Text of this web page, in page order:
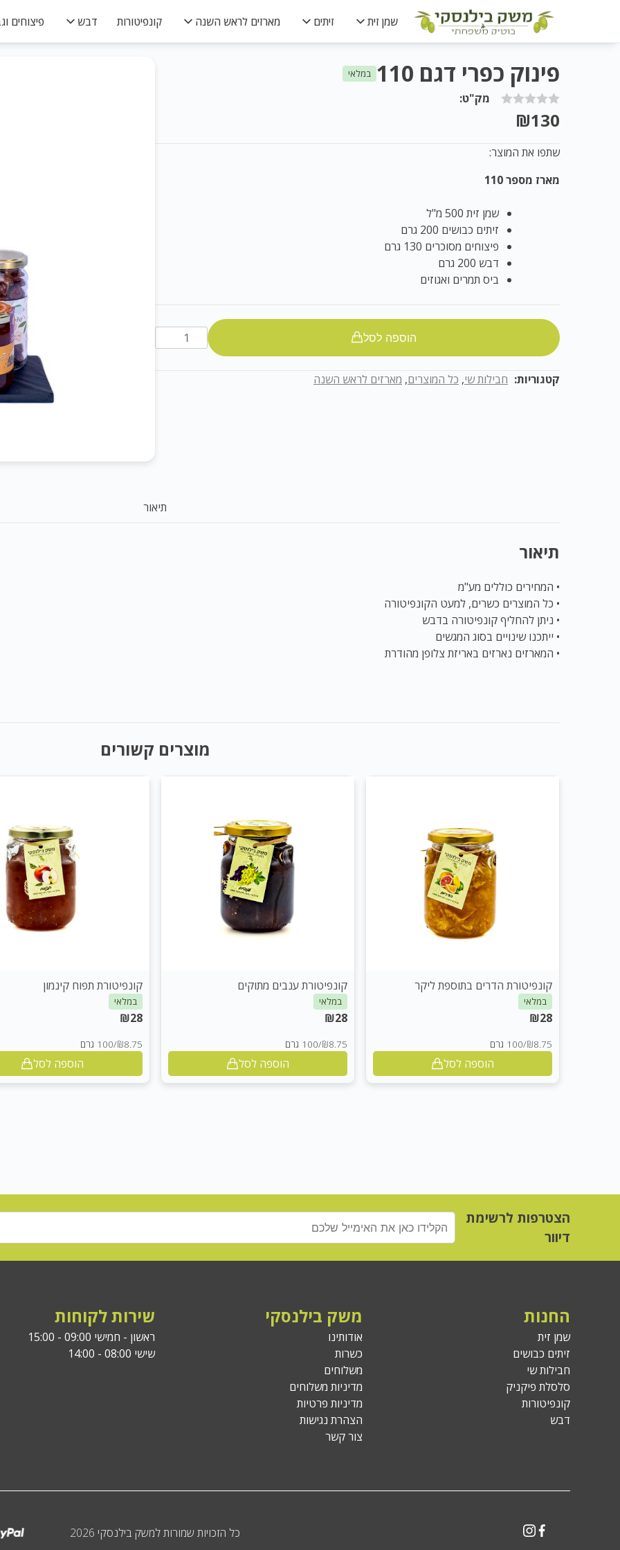
שמן זית זיתים מארזים לראש השנה קונפיטורות דבש פיצוחים
פינוק כפרי דגם 110 במלאי
מק"ט:
₪130
שתפו את המוצר:
מארז מספר 110
שמן זית 500 מ"ל
זיתים כבושים 200 גרם
פיצוחים מסוכרים 130 גרם
דבש 200 גרם
ביס תמרים ואגוזים
הוספה לסל
פינוק
כפרי
קטגוריות: חבילות שי, כל המוצרים, מארזים לראש השנה
תיאור
תיאור
• המחירים כוללים מע"מ
• כל המוצרים כשרים, למעט הקונפיטורה
• ניתן להחליף קונפיטורה בדבש
• ייתכנו שינויים בסוג המגשים
• המארזים נארזים באריזת צלופן מהודרת
מוצרים קשורים
קונפיטורת הדרים בתוספת ליקר
במלאי
₪28
₪8.75
/100 גרם
הוספה לסל
קונפיטורת ענבים מתוקים
במלאי
₪28
₪8.75
/100 גרם
הוספה לסל
קונפיטורת תפוח קינמון
במלאי
₪28
₪8.75
/100 גרם
הוספה לסל
הצטרפות לרשימת
דיוור
החנות
שמן זית
זיתים כבושים
חבילות שי
סלסלת פיקניק
קונפיטורות
דבש
משק בילנסקי
אודותינו
כשרות
משלוחים
מדיניות משלוחים
מדיניות פרטיות
הצהרת נגישות
צור קשר
שירות לקוחות
ראשון - חמישי 09:00 - 15:00
שישי 08:00 - 14:00
כל הזכויות שמורות למשק בילנסקי 2026